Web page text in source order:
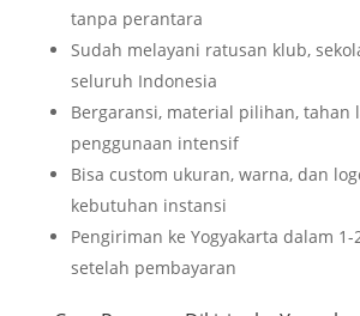
tanpa perantara
Sudah melayani ratusan klub,
seluruh Indonesia
Bergaransi, material pilihan, tahan
penggunaan intensif
Bisa custom ukuran, warna, dan
kebutuhan instansi
Pengiriman ke Yogyakarta dalam
setelah pembayaran